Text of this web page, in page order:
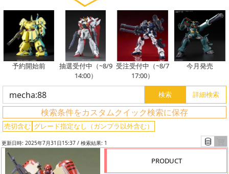
予約開始前
抽選受付中（~8/9
14:00）
受注受付中（~8/7
17:00）
今月発売
検索条件をカスタムクイック検索に保存
売切含む グレード指定なし（ガンプラ以外含む）
ー
索
グ
レ
ド
更新日時: 2025年7月31日15:37 / 検索結果: 1
PRODUCT